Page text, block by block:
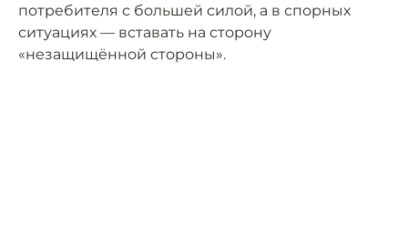
потребителя с большей силой, а в спорных
ситуациях — вставать на сторону
«незащищённой стороны».